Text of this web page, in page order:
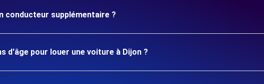
conducteur supplémentaire ?
d'âge pour louer une voiture à Dijon ?